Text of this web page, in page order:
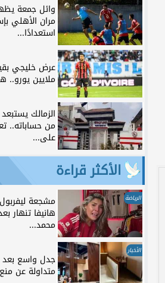
وائل جمعة
مران الأهلي
استعدادًا...
ملايين يورو..
من حساباته..
على...
الأكثر قراءة
الرياضة مشجعة
هانيفا تنهار
محمد...
الأخبار
جدل واسع
متداولة عن